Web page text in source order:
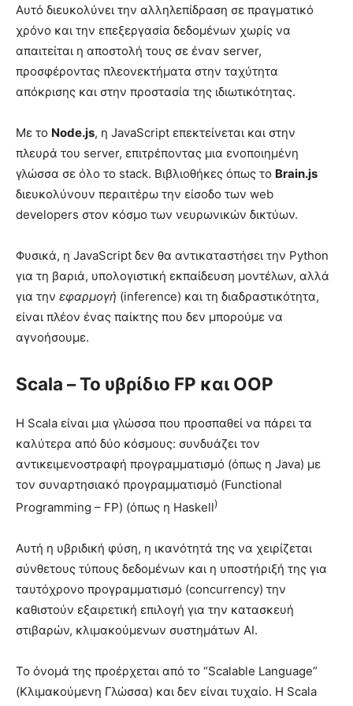
Αυτό διευκολύνει την αλληλεπίδραση σε πραγματικό
χρόνο και την επεξεργασία δεδομένων χωρίς να
απαιτείται η αποστολή τους σε έναν server,
προσφέροντας πλεονεκτήματα στην ταχύτητα
απόκρισης και στην προστασία της ιδιωτικότητας.
Με το Node.js, η JavaScript επεκτείνεται και στην
πλευρά του server, επιτρέποντας μια ενοποιημένη
γλώσσα σε όλο το stack. Βιβλιοθήκες όπως το Brain.js
διευκολύνουν περαιτέρω την είσοδο των web
developers στον κόσμο των νευρωνικών δικτύων.
Φυσικά, η JavaScript δεν θα αντικαταστήσει την Python
για τη βαριά, υπολογιστική εκπαίδευση μοντέλων, αλλά
για την εφαρμογή (inference) και τη διαδραστικότητα,
είναι πλέον ένας παίκτης που δεν μπορούμε να
αγνοήσουμε.
Scala – Το υβρίδιο FΡ και ΟΟΡ
Η Scala είναι μια γλώσσα που προσπαθεί να πάρει τα
καλύτερα από δύο κόσμους: συνδυάζει τον
αντικειμενοστραφή προγραμματισμό (όπως η Java) με
τον συναρτησιακό προγραμματισμό (Functional
Programming – FP) (όπως η Haskell)
Αυτή η υβριδική φύση, η ικανότητά της να χειρίζεται
σύνθετους τύπους δεδομένων και η υποστήριξή της για
ταυτόχρονο προγραμματισμό (concurrency) την
καθιστούν εξαιρετική επιλογή για την κατασκευή
στιβαρών, κλιμακούμενων συστημάτων AI.
Το όνομά της προέρχεται από το “Scalable Language”
(Κλιμακούμενη Γλώσσα) και δεν είναι τυχαίο. Η Scala